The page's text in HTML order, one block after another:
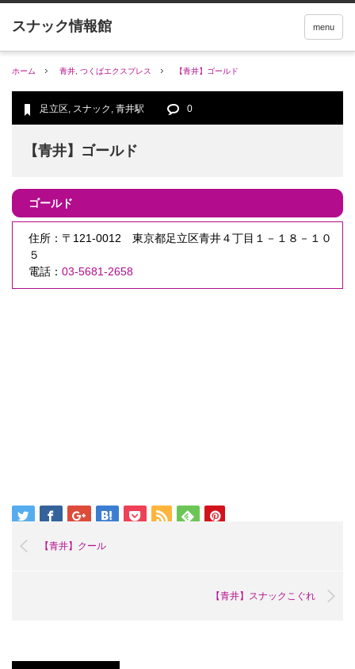
menu
ホーム 青井 つくばエクスプレス 【青井】ゴールド
足立区, スナック , 青井駅 0
【青井】ゴールド
ゴールド
住所：〒121-0012 東京都足立区青井４丁目１－１８－１０
５
電話： 03-5681-2658
【青井】クール
【青井】スナックこぐれ